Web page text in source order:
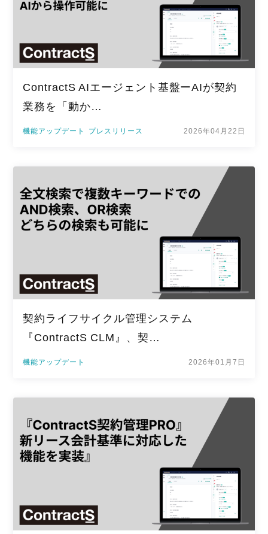
ContractS AIエージェント基盤ーAIが契約
業務を「動か…
機能アップデート プレスリリース 2026年04月22日
契約ライフサイクル管理システム
『ContractS CLM』、契…
機能アップデート 2026年01月7日